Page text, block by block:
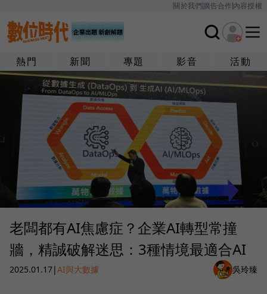
關於我們廣告合作內容授權
熱門 新聞 專題 影音 活動
老闆都有AI焦慮症？企業AI轉型常撞
牆，精誠破解迷思：3種情境最適合AI
2025.01.17|AI與大數據 吳玲臻